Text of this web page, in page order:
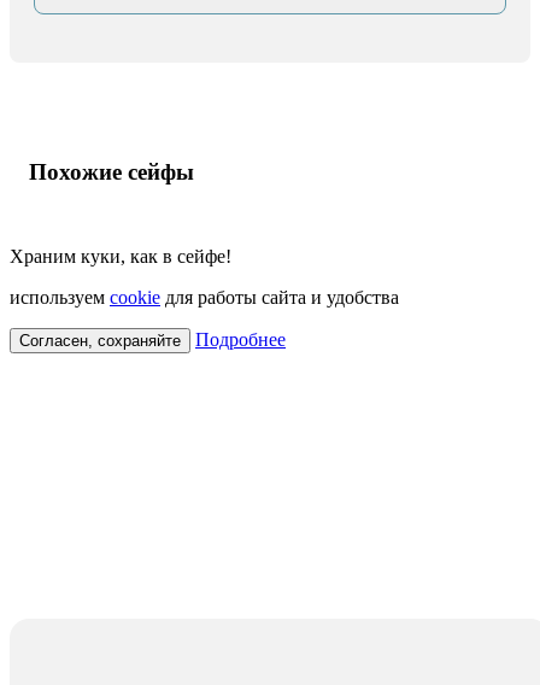
Похожие сейфы
Храним куки, как в сейфе!
используем cookie для работы сайта и удобства
Согласен, сохраняйте Подробнее